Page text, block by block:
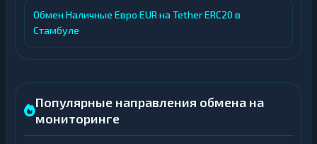
Обмен Наличные Евро EUR на Tether ERC20 в
Стамбуле
Популярные направления обмена на
мониторинге